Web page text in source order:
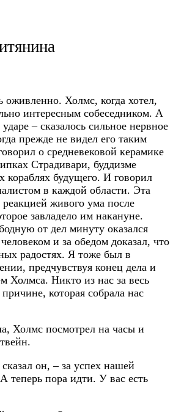
оживленно. Холмс, когда хотел,
интересным собеседником. А
– сказалось сильное нервное
прежде не видел его таким
о средневековой керамике
Страдивари, буддизме
кораблях будущего. И говорил
в каждой области. Эта
живого ума после
завладело им накануне.
от дел минуту оказался
и за обедом доказал, что
радостях. Я тоже был в
предчувствуя конец дела и
Холмса. Никто из нас за весь
которая собрала нас
Холмс посмотрел на часы и
он, – за успех нашей
теперь пора идти. У вас есть